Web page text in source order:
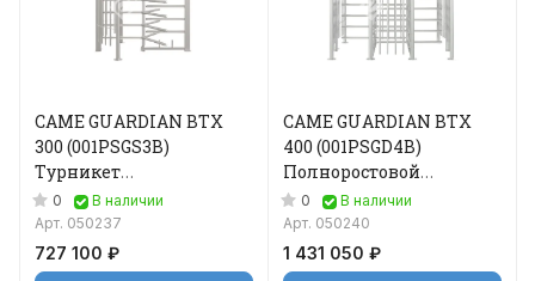
CAME GUARDIAN BTX
300 (001PSGS3B)
Турникет
полноростовой
0
В наличии
Арт. 050237
727 100 ₽
CAME GUARDIAN BTX
400 (001PSGD4B)
Полноростовой
двухпроходный
турникет
0
В наличии
Арт. 050240
1 431 050 ₽